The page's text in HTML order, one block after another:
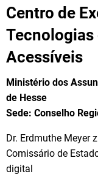
Centro de
Acessíveis
Ministério dos
de Hesse
Sede: Conselho
Dr. Erdmuthe Meyer
Comissário de
digital